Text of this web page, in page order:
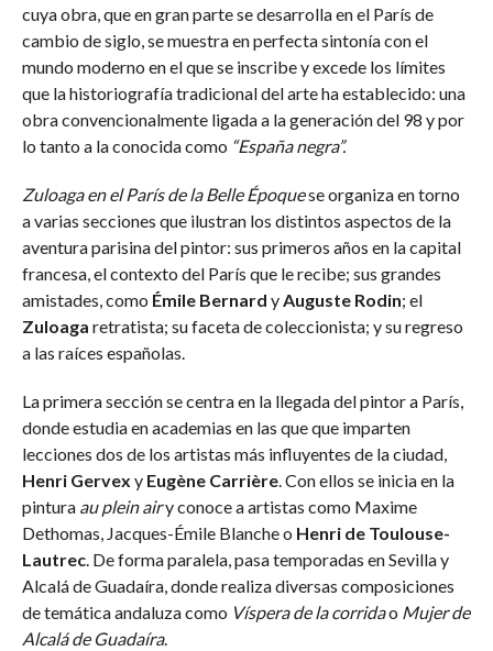
cuya obra, que en gran parte se desarrolla en el París de
cambio de siglo, se muestra en perfecta sintonía con el
mundo moderno en el que se inscribe y excede los límites
que la historiografía tradicional del arte ha establecido: una
obra convencionalmente ligada a la generación del 98 y por
lo tanto a la conocida como “España negra”.
Zuloaga en el París de la Belle Époquese organiza en torno
a varias secciones que ilustran los distintos aspectos de la
aventura parisina del pintor: sus primeros años en la capital
francesa, el contexto del París que le recibe; sus grandes
amistades, como Émile Bernard yAuguste Rodin; el
Zuloaga retratista; su faceta de coleccionista; y su regreso
a las raíces españolas.
La primera sección se centra en la llegada del pintor a París,
donde estudia en academias en las que que imparten
lecciones dos de los artistas más influyentes de la ciudad,
Henri Gervex y Eugène Carrière. Con ellos se inicia en la
pintura au plein airy conoce a artistas como Maxime
Dethomas, Jacques-Émile Blanche o Henri de Toulouse-
Lautrec. De forma paralela, pasa temporadas en Sevilla y
Alcalá de Guadaíra, donde realiza diversas composiciones
de temática andaluza como Víspera de la corridao Mujer de
Alcalá de Guadaíra.